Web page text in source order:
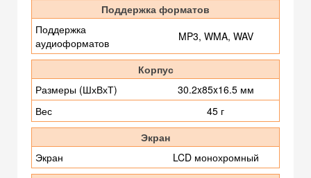
Поддержка форматов
Поддержка
аудиоформатов
MP3, WMA, WAV
Корпус
Размеры (ШхВхТ)
30.2x85x16.5 мм
Вес
45 г
Экран
Экран
LCD монохромный